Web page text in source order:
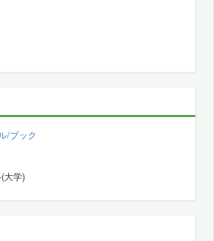
/ブック
(大学)